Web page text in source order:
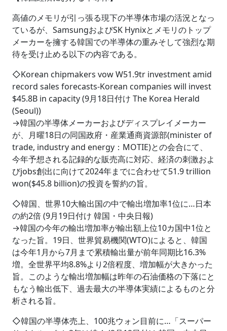
高値のメモリが引っ張る現下の半導体市場の活況となっ
ているが、SamsungおよびSK Hynixとメモリのトップ
メーカーを擁する韓国での半導体の重みそして強烈な期
待を受け止める以下の内容である。
◇Korean chipmakers vow W51.9tr investment amid
record sales forecasts-Korean companies will invest
$45.8B in capacity (9月18日付け The Korea Herald
(Seoul))
→韓国の半導体メーカーおよびディスプレイメーカー
が、月曜18日の同国政府・産業通商資源部(minister of
trade, industry and energy：MOTIE)との会合にて、
今年予想される記録的な販売高に対応、経済の刺激およ
びjobs創出に向けて2024年までに合わせて51.9 trillion
won($45.8 billion)の投資を誓約の旨。
◇韓国、世界10大輸出国の中で輸出増加率1位に…日本
の約2倍 (9月19日付け 韓国・中央日報)
→韓国の今年の輸出増加率が輸出額上位10カ国中1位と
なった旨。19日、世界貿易機関(WTO)によると、韓国
は今年1月から7月まで累積輸出量が前年同期比16.3%
増。全世界平均8.8%より2倍程度、増加幅が大きかった
旨。このような輸出増加幅は昨年の石油価格の下落にと
もなう輸出低下、過去最大の半導体実績によるものと分
析される旨。
◇韓国の半導体売上、100兆ウォン目前に…「スーパー